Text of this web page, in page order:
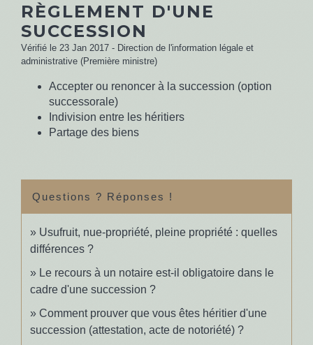
RÈGLEMENT D'UNE
SUCCESSION
Vérifié le 23 Jan 2017 - Direction de l'information légale et
administrative (Première ministre)
Accepter ou renoncer à la succession (option
successorale)
Indivision entre les héritiers
Partage des biens
Questions ? Réponses !
Usufruit, nue-propriété, pleine propriété : quelles
différences ?
Le recours à un notaire est-il obligatoire dans le
cadre d'une succession ?
Comment prouver que vous êtes héritier d'une
succession (attestation, acte de notoriété) ?